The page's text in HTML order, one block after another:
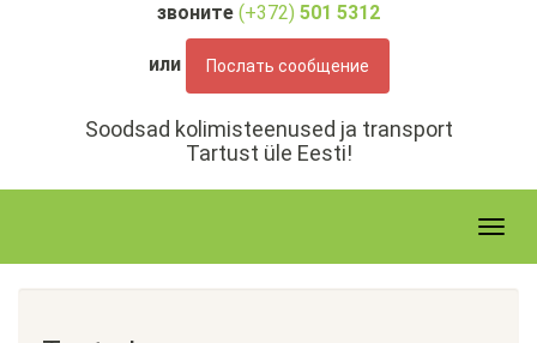
ж
и
звоните (+372) 501 5312
или Послать сообщение
Soodsad kolimisteenused ja transport
Tartust üle Eesti!
T